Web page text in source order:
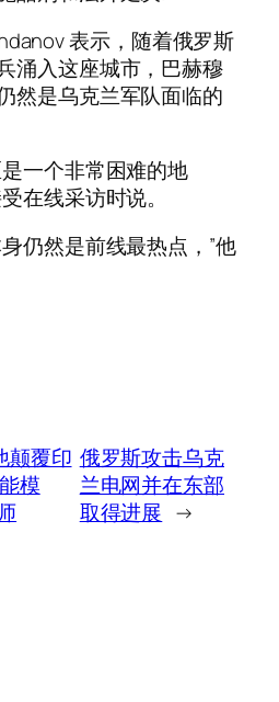
表示，随着俄罗斯
涌入这座城市，巴赫穆
然是乌克兰军队面临的
一个非常困难的地
在线采访时说。
仍然是前线最热点，”他
颠覆印
模
俄罗斯攻击乌克
兰电网并在东部
取得进展 →